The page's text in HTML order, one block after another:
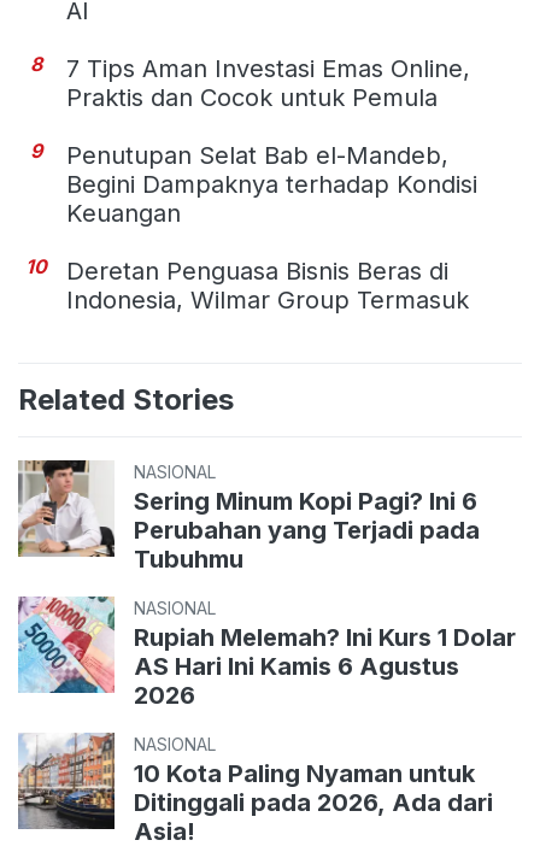
AI
8
7 Tips Aman Investasi Emas Online,
Praktis dan Cocok untuk Pemula
9
Penutupan Selat Bab el-Mandeb,
Begini Dampaknya terhadap Kondisi
Keuangan
10
Deretan Penguasa Bisnis Beras di
Indonesia, Wilmar Group Termasuk
Related Stories
NASIONAL
Sering Minum Kopi Pagi? Ini 6
Perubahan yang Terjadi pada
Tubuhmu
NASIONAL
Rupiah Melemah? Ini Kurs 1 Dolar
AS Hari Ini Kamis 6 Agustus
2026
NASIONAL
10 Kota Paling Nyaman untuk
Ditinggali pada 2026, Ada dari
Asia!